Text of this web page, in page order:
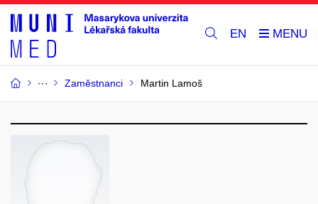
EN
Zaměstnanci Martin Lamoš